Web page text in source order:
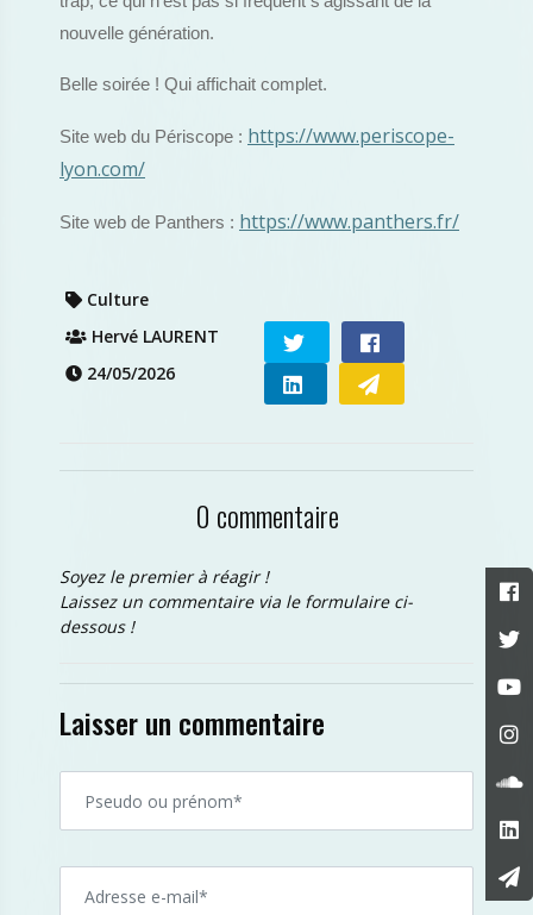
nouvelle génération.
Belle soirée ! Qui affichait complet.
Site web du Périscope : https://www.periscope-
lyon.com/
Site web de Panthers : https://www.panthers.fr/
Culture
Hervé LAURENT
24/05/2026
0 commentaire
Soyez le premier à réagir !
Laissez un commentaire via le formulaire ci-
dessous !
Laisser un commentaire